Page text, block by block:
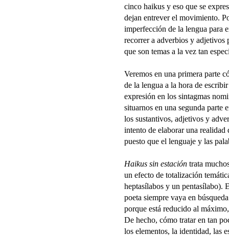
cinco haikus y eso que se
dejan entrever el movimiento.
imperfección de la lengua para
recorrer a adverbios y adjetivos
que son temas a la vez tan
Veremos en una primera parte
de la lengua a la hora de
expresión en los sintagmas
situarnos en una segunda parte
los sustantivos, adjetivos y
intento de elaborar una realidad
puesto que el lenguaje y las
Haikus sin estación trata
un efecto de totalización
heptasílabos y un pentasílabo).
poeta siempre vaya en
porque está reducido al
De hecho, cómo tratar en tan
los elementos, la identidad, las